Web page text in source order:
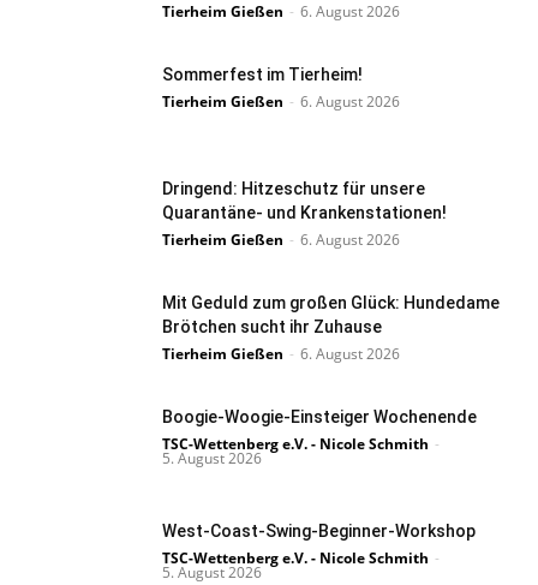
Tierheim Gießen - 6. August 2026
Sommerfest im Tierheim!
Tierheim Gießen - 6. August 2026
Dringend: Hitzeschutz für unsere
Quarantäne- und Krankenstationen!
Tierheim Gießen - 6. August 2026
Mit Geduld zum großen Glück: Hundedame
Brötchen sucht ihr Zuhause
Tierheim Gießen - 6. August 2026
Boogie-Woogie-Einsteiger Wochenende
TSC-Wettenberg e.V. - Nicole Schmith -
5. August 2026
West-Coast-Swing-Beginner-Workshop
TSC-Wettenberg e.V. - Nicole Schmith -
5. August 2026